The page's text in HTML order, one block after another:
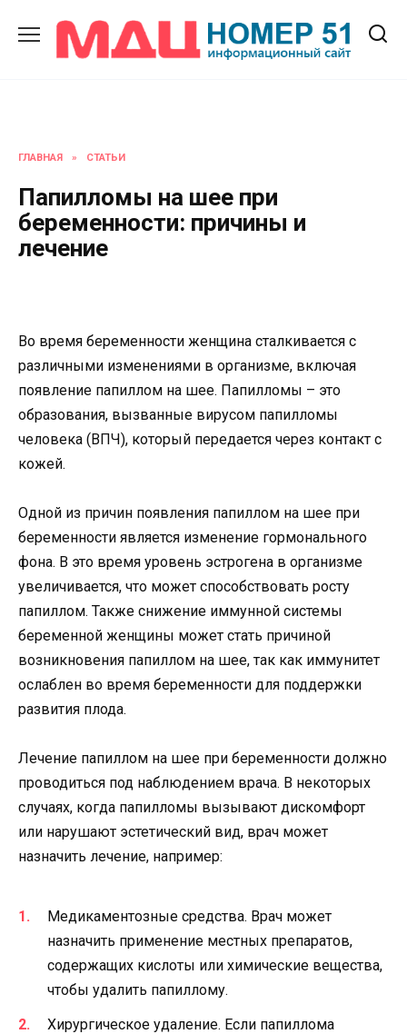
содержанию
ГЛАВНАЯ » СТАТЬИ
Папилломы на шее при
беременности: причины и
лечение
Во время беременности женщина сталкивается с
различными изменениями в организме, включая
появление папиллом на шее. Папилломы – это
образования, вызванные вирусом папилломы
человека (ВПЧ), который передается через контакт с
кожей.
Одной из причин появления папиллом на шее при
беременности является изменение гормонального
фона. В это время уровень эстрогена в организме
увеличивается, что может способствовать росту
папиллом. Также снижение иммунной системы
беременной женщины может стать причиной
возникновения папиллом на шее, так как иммунитет
ослаблен во время беременности для поддержки
развития плода.
Лечение папиллом на шее при беременности должно
проводиться под наблюдением врача. В некоторых
случаях, когда папилломы вызывают дискомфорт
или нарушают эстетический вид, врач может
назначить лечение, например:
Медикаментозные средства. Врач может
назначить применение местных препаратов,
содержащих кислоты или химические вещества,
чтобы удалить папиллому.
Хирургическое удаление. Если папиллома